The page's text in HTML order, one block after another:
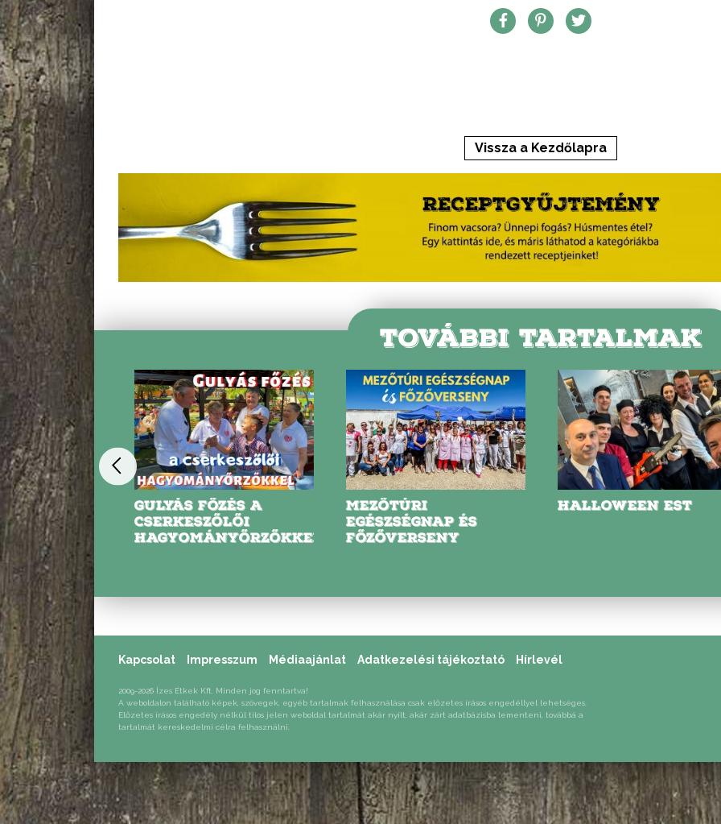
Vissza a Kezdőlapra
TOVÁBBI TARTALMAK
SIKERT
I.
2023
GULYÁS FŐZÉS A
CSERKESZŐLŐI
HAGYOMÁNYŐRZŐKKEL
MEZŐTÚRI
EGÉSZSÉGNAP ÉS
FŐZŐVERSENY
HALLOWEEN EST
Kapcsolat Impresszum Médiaajánlat Adatkezelési tájékoztató Hírlevél
2009-2026 Ízes Étkek Kft. Minden jog fenntartva!
A weboldalon található képek, szövegek, egyéb tartalmak felhasználása csak előzetes írásos engedéllyel lehetséges.
Előzetes írásos engedély nélkül tilos jelen weboldal tartalmát akár nyílt, akár zárt adatbázisba lementeni, továbbá a
tartalmát kereskedelmi célra felhasználni.